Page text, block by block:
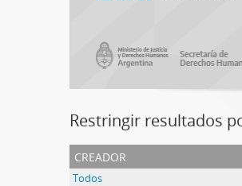
Restringir resultados
creador
Todos